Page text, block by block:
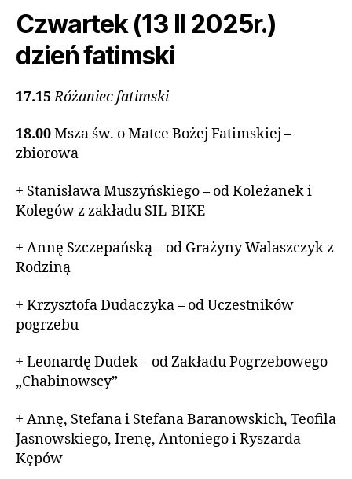
Czwartek (13 II 2025r.)
dzień fatimski
17.15Różaniec fatimski
18.00Msza św. o Matce Bożej Fatimskiej –
zbiorowa
+ Stanisława Muszyńskiego – od Koleżanek i
Kolegów z zakładu SIL-BIKE
+ Annę Szczepańską – od Grażyny Walaszczyk z
Rodziną
+ Krzysztofa Dudaczyka – od Uczestników
pogrzebu
+ Leonardę Dudek – od Zakładu Pogrzebowego
„Chabinowscy”
+ Annę, Stefana i Stefana Baranowskich, Teofila
Jasnowskiego, Irenę, Antoniego i Ryszarda
Kępów